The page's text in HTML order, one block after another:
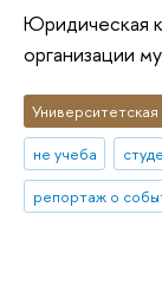
Юридическая
организации
Университетская
не учеба
репортаж о